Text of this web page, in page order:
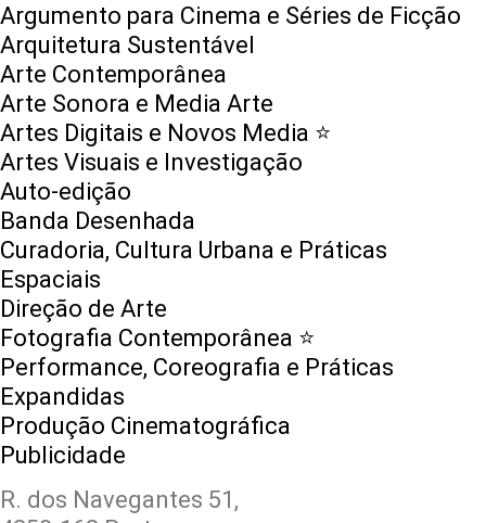
Argumento para Cinema e Séries de Ficção
Arquitetura Sustentável
Arte Contemporânea
Arte Sonora e Media Arte
Artes Digitais e Novos Media ⭐️
Artes Visuais e Investigação
Auto-edição
Banda Desenhada
Curadoria, Cultura Urbana e Práticas
Espaciais
Direção de Arte
Fotografia Contemporânea ⭐️
Performance, Coreografia e Práticas
Expandidas
Produção Cinematográfica
Publicidade
R. dos Navegantes 51,